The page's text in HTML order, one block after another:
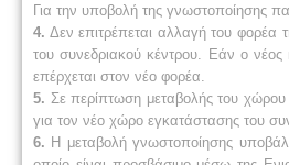
Για την υποβολή της γνωστοποίησης
4. Δεν επιτρέπεται αλλαγή του φορέα
του συνεδριακού κέντρου. Εάν ο
επέρχεται στον νέο φορέα.
5. Σε περίπτωση μεταβολής του
για τον νέο χώρο εγκατάστασης του
6. Η μεταβολή γνωστοποίησης